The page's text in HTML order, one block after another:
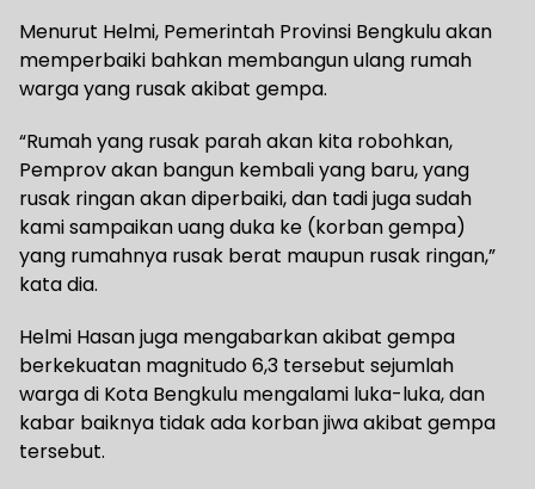
Menurut Helmi, Pemerintah Provinsi Bengkulu akan
memperbaiki bahkan membangun ulang rumah
warga yang rusak akibat gempa.
“Rumah yang rusak parah akan kita robohkan,
Pemprov akan bangun kembali yang baru, yang
rusak ringan akan diperbaiki, dan tadi juga sudah
kami sampaikan uang duka ke (korban gempa)
yang rumahnya rusak berat maupun rusak ringan,”
kata dia.
Helmi Hasan juga mengabarkan akibat gempa
berkekuatan magnitudo 6,3 tersebut sejumlah
warga di Kota Bengkulu mengalami luka-luka, dan
kabar baiknya tidak ada korban jiwa akibat gempa
tersebut.